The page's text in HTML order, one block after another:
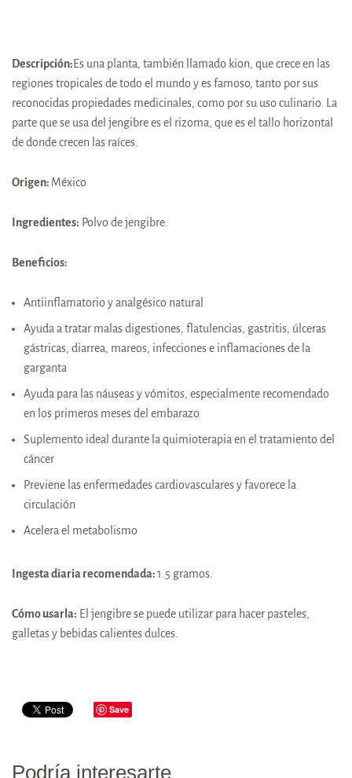
Descripción:Es una planta, también llamado kion, que crece en las
regiones tropicales de todo el mundo y es famoso, tanto por sus
reconocidas propiedades medicinales, como por su uso culinario. La
parte que se usa del jengibre es el rizoma, que es el tallo horizontal
de donde crecen las raíces.
Origen: México
Ingredientes: Polvo de jengibre.
Beneficios:
Antiinflamatorio y analgésico natural
Ayuda a tratar malas digestiones, flatulencias, gastritis, úlceras
gástricas, diarrea, mareos, infecciones e inflamaciones de la
garganta
Ayuda para las náuseas y vómitos, especialmente recomendado
en los primeros meses del embarazo
Suplemento ideal durante la quimioterapia en el tratamiento del
cáncer
Previene las enfermedades cardiovasculares y favorece la
circulación
Acelera el metabolismo
Ingesta diaria recomendada:1.5 gramos.
Cómo usarla: El jengibre se puede utilizar para hacer pasteles,
galletas y bebidas calientes dulces.
Save
Podría interesarte